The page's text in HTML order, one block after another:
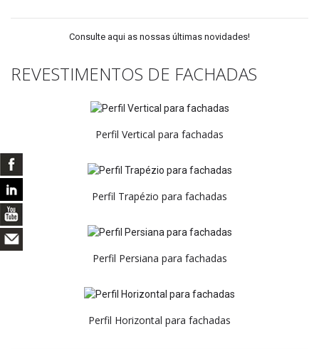
Consulte aqui as nossas últimas novidades!
REVESTIMENTOS DE FACHADAS
Perfil Vertical para fachadas
Perfil Trapézio para fachadas
Perfil Persiana para fachadas
Perfil Horizontal para fachadas